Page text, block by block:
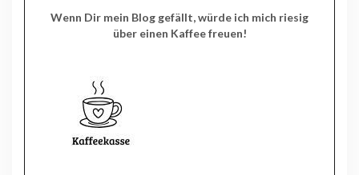
Wenn Dir mein Blog gefällt, würde ich mich riesig
über einen Kaffee freuen!